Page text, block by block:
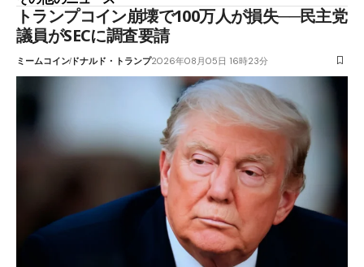
トランプコイン崩壊で100万人が損失──民主党
議員がSECに調査要請
ミームコインドナルド・トランプ2026年08月05日 16時23分